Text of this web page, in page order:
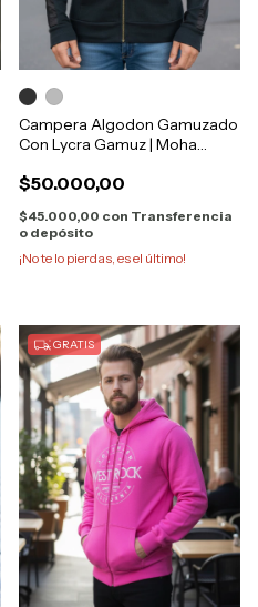
Campera Algodon Gamuzado
Con Lycra Gamuz | Moha
$50.000,00
$45.000,00 con Transferencia
o depósito
¡No te lo pierdas, es el último!
GRATIS